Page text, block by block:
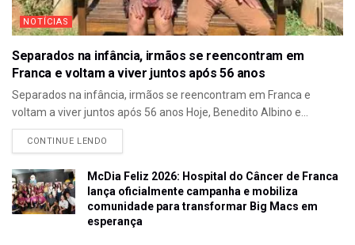
NOTÍCIAS
Separados na infância, irmãos se reencontram em
Franca e voltam a viver juntos após 56 anos
Separados na infância, irmãos se reencontram em Franca e
voltam a viver juntos após 56 anos Hoje, Benedito Albino e...
CONTINUE LENDO
McDia Feliz 2026: Hospital do Câncer de Franca
lança oficialmente campanha e mobiliza
comunidade para transformar Big Macs em
esperança